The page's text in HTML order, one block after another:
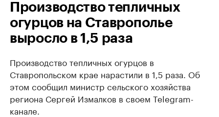
Производство тепличных
огурцов на Ставрополье
выросло в 1,5 раза
Производство тепличных огурцов в
Ставропольском крае нарастили в 1,5 раза. Об
этом сообщил министр сельского хозяйства
региона Сергей Измалков в своем Telegram-
канале.